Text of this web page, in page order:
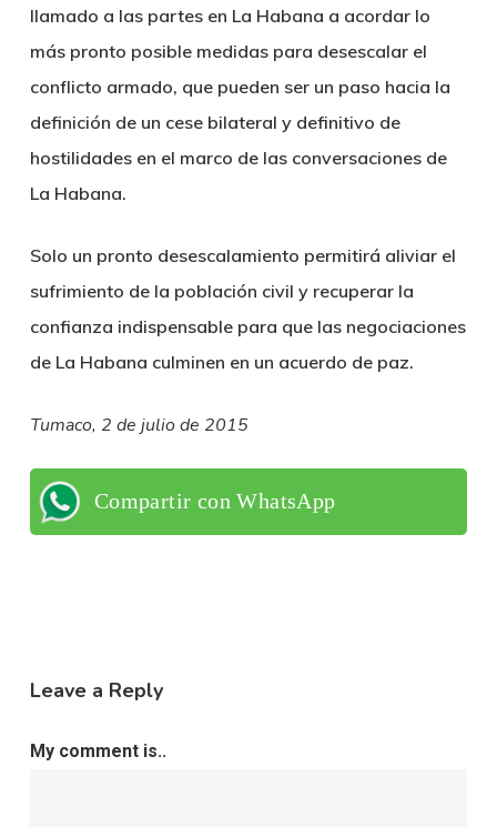
llamado a las partes en La Habana a acordar lo
más pronto posible medidas para desescalar el
conflicto armado, que pueden ser un paso hacia la
definición de un cese bilateral y definitivo de
hostilidades en el marco de las conversaciones de
La Habana.
Solo un pronto desescalamiento permitirá aliviar el
sufrimiento de la población civil y recuperar la
confianza indispensable para que las negociaciones
de La Habana culminen en un acuerdo de paz.
Tumaco, 2 de julio de 2015
Compartir con WhatsApp
Leave a Reply
My comment is..